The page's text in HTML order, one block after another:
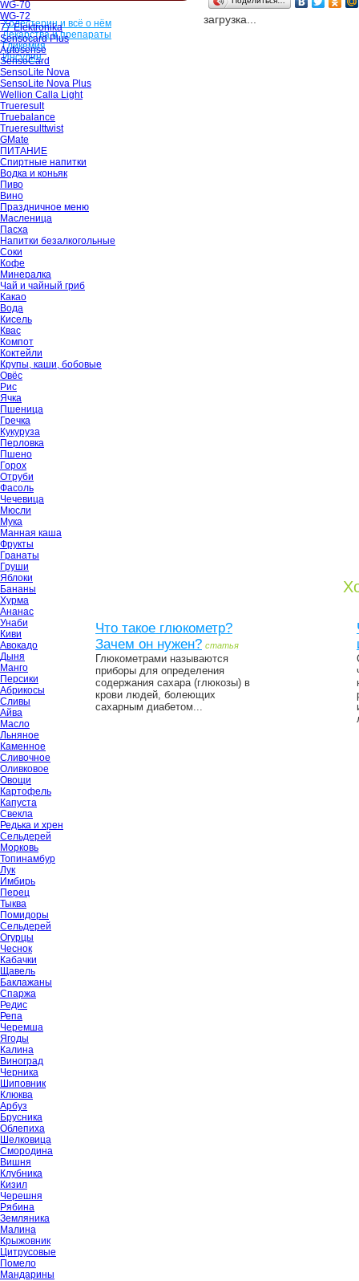
WG-70
WG-72
77 Elektronika
Sensocard Plus
Autosense
SensoCard
SensoLite Nova
SensoLite Nova Plus
Wellion Calla Light
Trueresult
Truebalance
Trueresulttwist
GMate
ПИТАНИЕ
Спиртные напитки
Водка и коньяк
Пиво
Вино
Праздничное меню
Масленица
Пасха
Напитки безалкогольные
Соки
Кофе
Минералка
Чай и чайный гриб
Какао
Вода
Кисель
Квас
Компот
Коктейли
Крупы, каши, бобовые
Овёс
Рис
Ячка
Пшеница
Гречка
Кукуруза
Перловка
Пшено
Горох
Отруби
Фасоль
Чечевица
Мюсли
Мука
Манная каша
Фрукты
Гранаты
Груши
Яблоки
Бананы
Хурма
Ананас
Унаби
Киви
Авокадо
Дыня
Манго
Персики
Абрикосы
Сливы
Айва
Масло
Льняное
Каменное
Сливочное
Оливковое
Овощи
Картофель
Капуста
Свекла
Редька и хрен
Сельдерей
Морковь
Топинамбур
Лук
Имбирь
Перец
Тыква
Помидоры
Сельдерей
Огурцы
Чеснок
Кабачки
Щавель
Баклажаны
Спаржа
Редис
Репа
Черемша
Ягоды
Калина
Виноград
Черника
Шиповник
Клюква
Арбуз
Брусника
Облепиха
Шелковица
Смородина
Вишня
Клубника
Кизил
Черешня
Рябина
Земляника
Малина
Крыжовник
Цитрусовые
Помело
Мандарины
Холестерин и всё о нём
Лекарства и препараты
Гликемия
Инсулин
загрузка...
Что такое глюкометр?
Зачем он нужен? статья
Глюкометрами называются
приборы для определения
содержания сахара (глюкозы) в
крови людей, болеющих
сахарным диабетом...